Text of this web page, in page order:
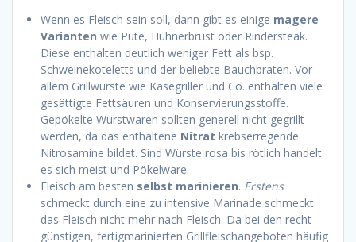
Wenn es Fleisch sein soll, dann gibt es einige magere
Varianten wie Pute, Hühnerbrust oder Rindersteak.
Diese enthalten deutlich weniger Fett als bsp.
Schweinekoteletts und der beliebte Bauchbraten. Vor
allem Grillwürste wie Käsegriller und Co. enthalten viele
gesättigte Fettsäuren und Konservierungsstoffe.
Gepökelte Wurstwaren sollten generell nicht gegrillt
werden, da das enthaltene Nitrat krebserregende
Nitrosamine bildet. Sind Würste rosa bis rötlich handelt
es sich meist und Pökelware.
Fleisch am besten selbst marinieren. Erstens
schmeckt durch eine zu intensive Marinade schmeckt
das Fleisch nicht mehr nach Fleisch. Da bei den recht
günstigen, fertigmarinierten Grillfleischangeboten häufig